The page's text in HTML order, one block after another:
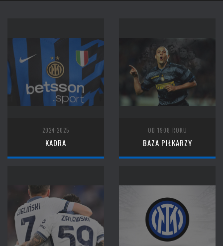
2024-2025
KADRA
OD 1908 ROKU
BAZA PIŁKARZY